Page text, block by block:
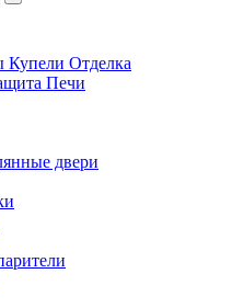
Купели Отделка
Печи
двери